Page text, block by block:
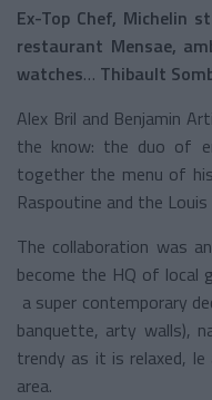
Ex-Top Chef, Michelin
restaurant Mensae,
watches… Thibault
Alex Bril and Benjamin
the know: the duo of
together the menu of
Raspoutine and the
The collaboration was
become the HQ of local
a super contemporary
banquette, arty walls),
trendy as it is relaxed,
area.